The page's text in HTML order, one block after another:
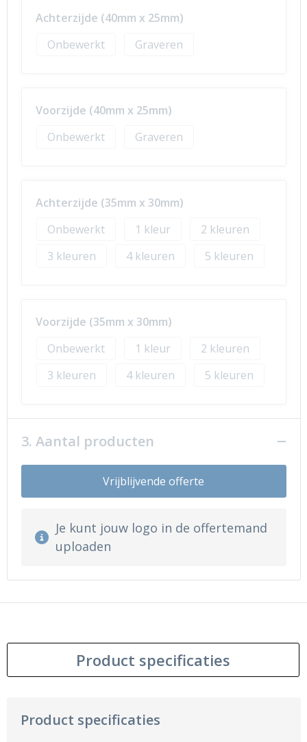
Achterzijde (40mm x 25mm)
Onbewerkt
Graveren
Voorzijde (40mm x 25mm)
Onbewerkt
Graveren
Achterzijde (35mm x 30mm)
Onbewerkt
1
2
3
4 5
Voorzijde (35mm x 30mm)
Onbewerkt
1
2
3
4 5
3. Aantal producten
Vrijblijvende offerte
Je kunt jouw logo in de offertemand
uploaden
Product specificaties
Product specificaties